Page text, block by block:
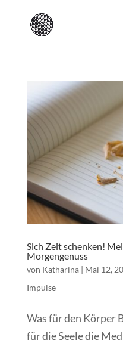
Sich Zeit schenken!
Morgengenuss
von Katharina| Mai 12,
Impulse
Was für den Körper
für die Seele die